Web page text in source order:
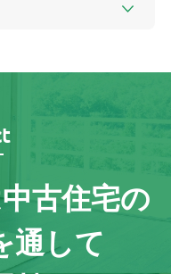
中古住宅の
通して